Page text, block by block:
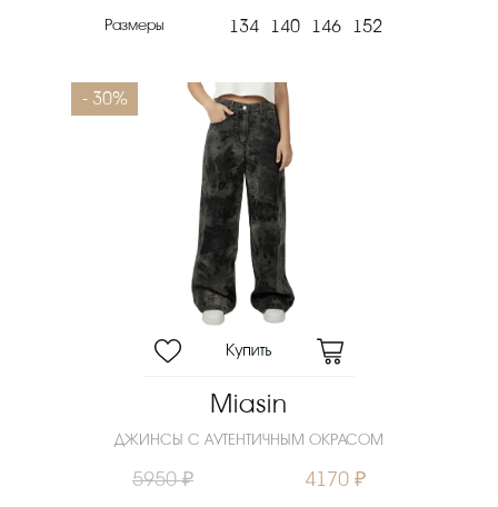
Размеры 134 140 146 152
- 30%
Miasin
ДЖИНСЫ С АУТЕНТИЧНЫМ ОКРАСОМ
5950 ₽ 4170 ₽